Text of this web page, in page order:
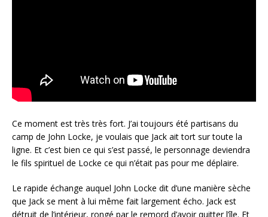
Ce moment est très très fort. J’ai toujours été partisans du
camp de John Locke, je voulais que Jack ait tort sur toute la
ligne. Et c’est bien ce qui s’est passé, le personnage deviendra
le fils spirituel de Locke ce qui n’était pas pour me déplaire.
Le rapide échange auquel John Locke dit d’une manière sèche
que Jack se ment à lui même fait largement écho. Jack est
détruit de l’intérieur, rongé par le remord d’avoir quitter l’île. Et